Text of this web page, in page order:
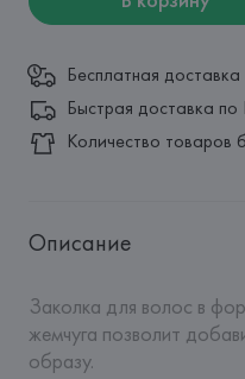
Бесплатная
Быстрая доставка
Количество товаров
Описание
Заколка для волос в
жемчуга позволит
образу.